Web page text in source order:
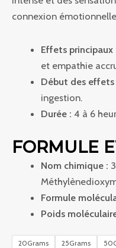
connexion
Effets principaux
et empathie
Début des effets
ingestion.
Durée : 4 à 6
FORMULE
Nom chimique :
Formule
Poids
20Grams 25Grams